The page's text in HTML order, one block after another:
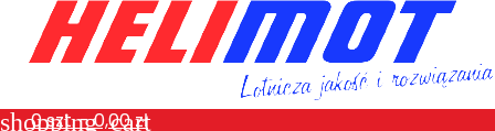
shopping_cart
0szt. - 0,00 zł